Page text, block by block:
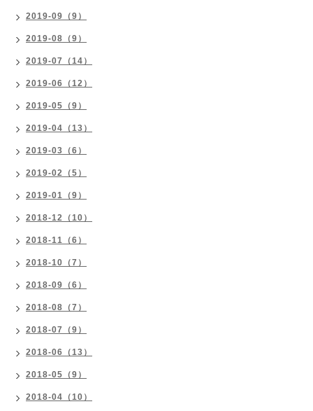
2019-09（9）
2019-08（9）
2019-07（14）
2019-06（12）
2019-05（9）
2019-04（13）
2019-03（6）
2019-02（5）
2019-01（9）
2018-12（10）
2018-11（6）
2018-10（7）
2018-09（6）
2018-08（7）
2018-07（9）
2018-06（13）
2018-05（9）
2018-04（10）